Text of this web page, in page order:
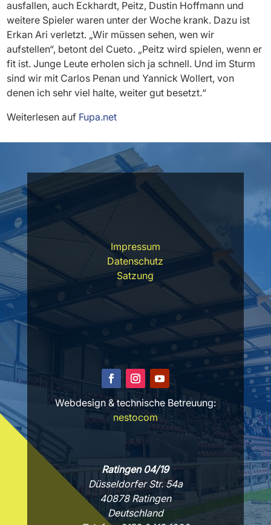
ausfallen, auch Eckhardt, Peitz, Dustin Hoffmann und
weitere Spieler waren unter der Woche krank. Dazu ist
Erkan Ari verletzt. „Wir müssen sehen, wen wir
aufstellen“, betont del Cueto. „Peitz wird spielen, wenn er
fit ist. Junge Leute erholen sich ja schnell. Und im Sturm
sind wir mit Carlos Penan und Yannick Wollert, von
denen ich sehr viel halte, weiter gut besetzt.“
Weiterlesen auf Fupa.net
Impressum
Datenschutz
Satzung
Webdesign & technische Betreuung:
nestocom
Ratingen 04/19
Düsseldorfer Str. 54a
40878 Ratingen
Deutschland